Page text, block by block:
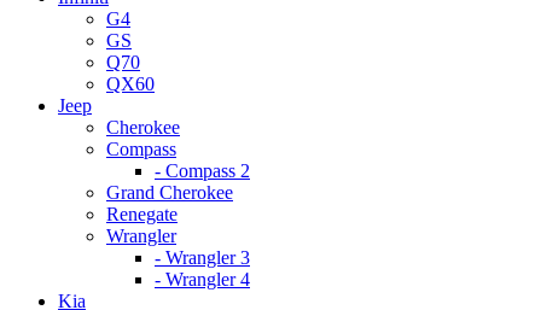
G4
GS
Q70
QX60
Jeep
Cherokee
Compass
- Compass 2
Grand Cherokee
Renegate
Wrangler
- Wrangler 3
- Wrangler 4
Kia